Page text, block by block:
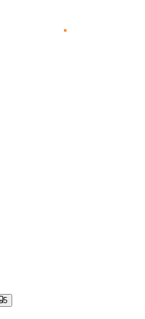
5